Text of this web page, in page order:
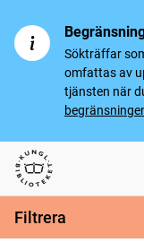
Sökträffar
omfattas av
tjänsten när
Svenska tidningar
Filtrera